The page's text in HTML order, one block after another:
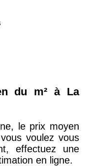
du m² à La
le prix moyen
voulez vous
effectuez une
en ligne.